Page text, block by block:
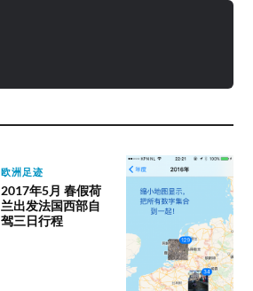
欧洲足迹
2017年5月 春假荷
兰出发法国西部自
驾三日行程